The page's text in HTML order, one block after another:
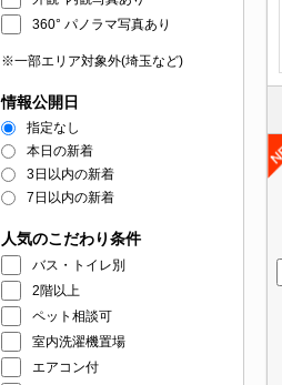
360° パノラマ写真あり
※一部エリア対象外(埼玉など)
情報公開日
指定なし
本日の新着
3日以内の新着
7日以内の新着
人気のこだわり条件
バス・トイレ別
2階以上
ペット相談可
室内洗濯機置場
エアコン付